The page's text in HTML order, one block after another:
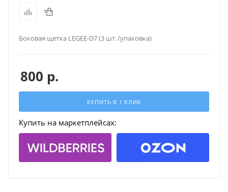
Боковая щетка LEGEE-D7 (3 шт. /упаковка)
800 р.
КУПИТЬ В 1 КЛИК
Купить на маркетплейсах: